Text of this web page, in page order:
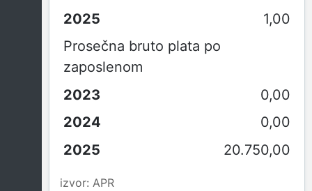
1,00
Prosečna bruto plata po
zaposlenom
0,00
0,00
20.750,00
izvor: APR